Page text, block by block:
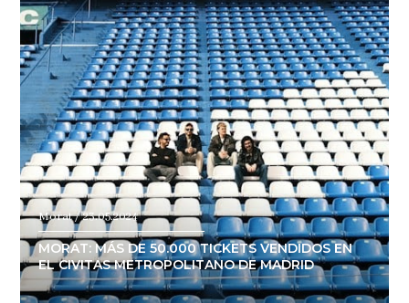
Morat / 23.05.2024
MORAT: MÁS DE 50.000 TICKETS VENDIDOS EN
EL CIVITAS METROPOLITANO DE MADRID